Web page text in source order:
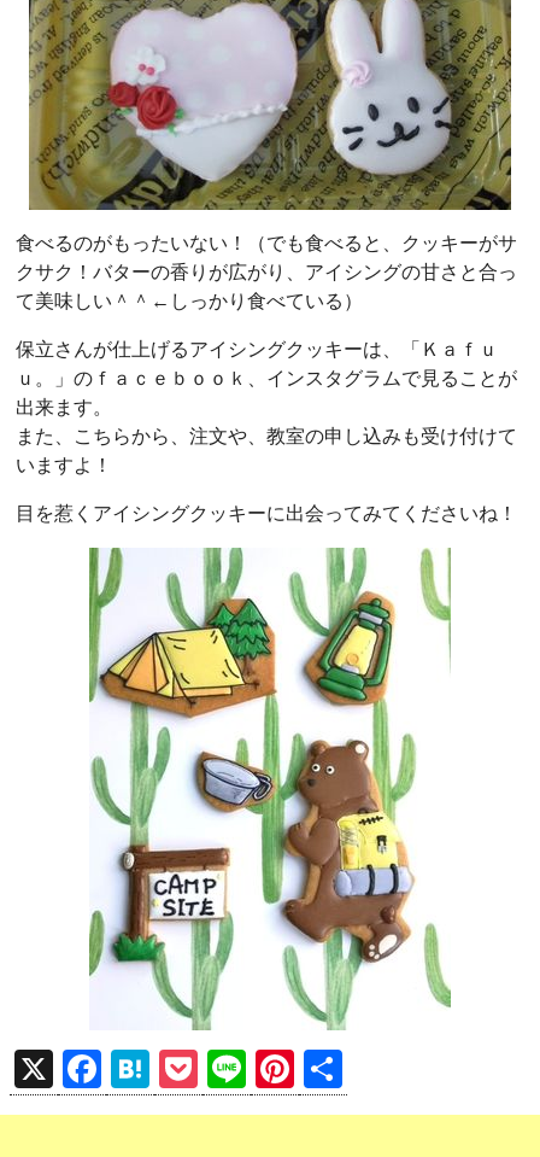
食べるのがもったいない！（でも食べると、クッキーがサ
クサク！バターの香りが広がり、アイシングの甘さと合っ
て美味しい＾＾←しっかり食べている）
保立さんが仕上げるアイシングクッキーは、「Ｋａｆｕ
ｕ。」のｆａｃｅｂｏｏｋ、インスタグラムで見ることが
出来ます。
また、こちらから、注文や、教室の申し込みも受け付けて
いますよ！
目を惹くアイシングクッキーに出会ってみてくださいね！
X
F
a
H
at
P
o
Li
n
Pi
nt 有